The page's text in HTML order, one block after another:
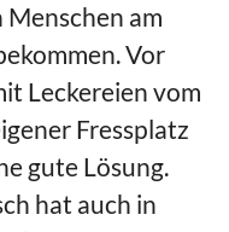
Menschen am
Vor
Leckereien vom
Fressplatz
gute Lösung.
hat auch in